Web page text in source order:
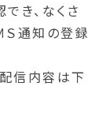
き、なくさ
Ｓ通知の登録
信内容は下